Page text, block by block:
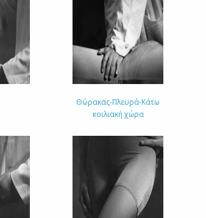
Θώρακας-Πλευρά-Κάτω
κοιλιακή χώρα